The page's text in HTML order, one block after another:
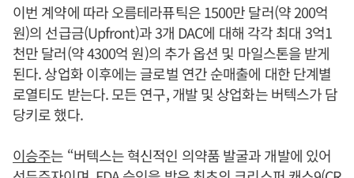
이번 계약에 따라 오름테라퓨틱은 1500만 달러(약 200억
원)의 선급금(Upfront)과 3개 DAC에 대해 각각 최대 3억1
천만 달러(약 4300억 원)의 추가 옵션 및 마일스톤을 받게
된다. 상업화 이후에는 글로벌 연간 순매출에 대한 단계별
로열티도 받는다. 모든 연구, 개발 및 상업화는 버텍스가 담
당키로 했다.
이승주는 “버텍스는 혁신적인 의약품 발굴과 개발에 있어